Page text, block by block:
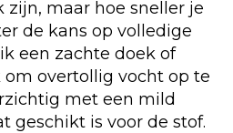
maar hoe sneller je
de kans op volledige
een zachte doek of
overtollig vocht op te
met een mild
geschikt is voor de stof.